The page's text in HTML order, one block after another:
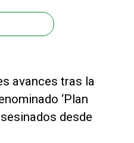
avances tras la
‘Plan
desde